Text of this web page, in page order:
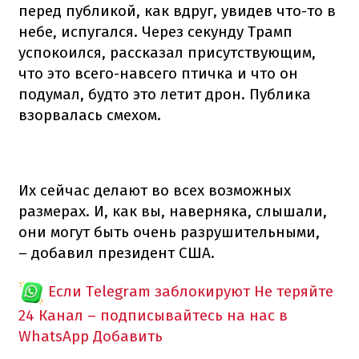
перед публикой, как вдруг, увидев что-то в
небе, испугался. Через секунду Трамп
успокоился, рассказал присутствующим,
что это всего-навсего птичка и что он
подумал, будто это летит дрон. Публика
взорвалась смехом.
Их сейчас делают во всех возможных
размерах. И, как вы, наверняка, слышали,
они могут быть очень разрушительными,
– добавил президент США.
Если Telegram заблокируют Не теряйте
24 Канал – подписывайтесь на нас в
WhatsApp Добавить